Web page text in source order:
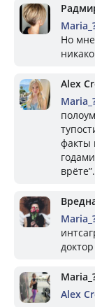
Но
Alex
факты
Alex